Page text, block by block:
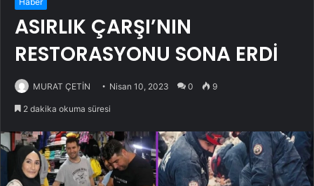
ASIRLIK ÇARŞI’NIN
RESTORASYONU SONA ERDİ
MURAT ÇETİN Nisan 10, 2023 0 9
2 dakika okuma süresi